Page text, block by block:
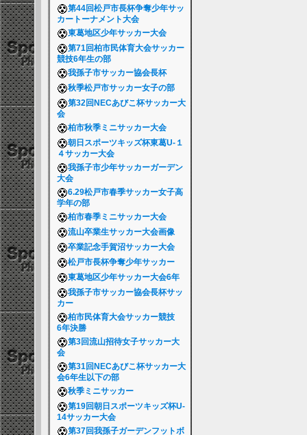
第44回松戸市長杯争奪少年サッ
カートーナメント大会
東葛地区少年サッカー大会
第71回柏市民体育大会サッカー
競技6年生の部
我孫子市サッカー協会長杯
秋季松戸市サッカー女子の部
第32回NECあびこ杯サッカー大
会
柏市秋季ミニサッカー大会
朝日スポーツキッズ杯東葛U-１
４サッカー大会
我孫子市少年サッカーガーデン
大会
6.29松戸市春季サッカー女子高
学年の部
柏市春季ミニサッカー大会
流山卒業生サッカー大会画像
卒業記念手賀沼サッカー大会
松戸市長杯争奪少年サッカー
東葛地区少年サッカー大会6年
我孫子市サッカー協会長杯サッ
カー
柏市民体育大会サッカー競技
6年決勝
第3回流山招待女子サッカー大
会
第31回NECあびこ杯サッカー大
会6年生以下の部
秋季ミニサッカー
第19回朝日スポーツキッズ杯U-
14サッカー大会
第37回我孫子ガーデンフットボ